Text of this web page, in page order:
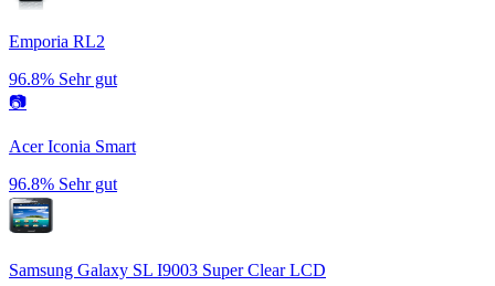
Emporia RL2
96.8% Sehr gut
📷
Acer Iconia Smart
96.8% Sehr gut
Samsung Galaxy SL I9003 Super Clear LCD